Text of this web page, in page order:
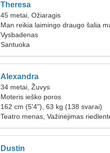
Theresa
45 metai, Ožiaragis
Man reikia laimingo draugo šalia
Vysbadenas
Santuoka
Alexandra
34 metai, Žuvys
Moteris ieško poros
162 cm (5'4"), 63 kg (138 svarai)
Teatro menas, Važinėjimas
Dustin